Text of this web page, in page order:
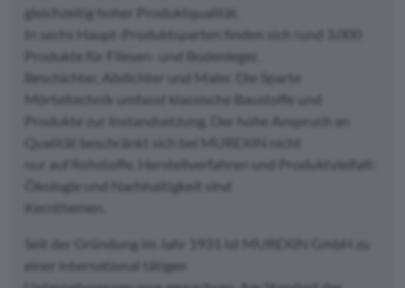
gleichzeitig hoher Produktqualität.
In sechs Haupt-Produktsparten finden sich rund 3.000
Produkte für Fliesen- und Bodenleger,
Beschichter, Abdichter und Maler. Die Sparte
Mörteltechnik umfasst klassische Baustoffe und
Produkte zur Instandsetzung. Der hohe Anspruch an
Qualität beschränkt sich bei MUREXIN nicht
nur auf Rohstoffe, Herstellverfahren und Produktvielfalt:
Ökologie und Nachhaltigkeit sind
Kernthemen.
Seit der Gründung im Jahr 1931 ist MUREXIN GmbH zu
einer international tätigen